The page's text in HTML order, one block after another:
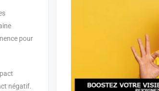
pour
négatif.